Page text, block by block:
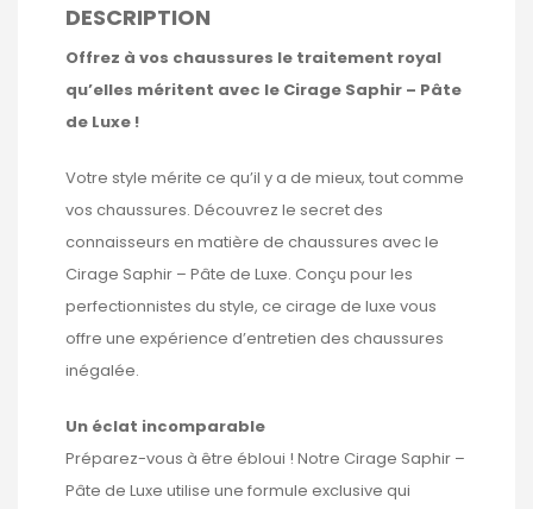
DESCRIPTION
Offrez à vos chaussures le traitement royal
qu’elles méritent avec le Cirage Saphir – Pâte
de Luxe !
Votre style mérite ce qu’il y a de mieux, tout comme
vos chaussures. Découvrez le secret des
connaisseurs en matière de chaussures avec le
Cirage Saphir – Pâte de Luxe. Conçu pour les
perfectionnistes du style, ce cirage de luxe vous
offre une expérience d’entretien des chaussures
inégalée.
Un éclat incomparable
Préparez-vous à être ébloui ! Notre Cirage Saphir –
Pâte de Luxe utilise une formule exclusive qui